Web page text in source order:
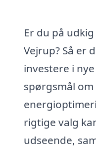
Er du på
Vejrup? Så er
investere i
spørgsmål
rigtige valg
udseende,